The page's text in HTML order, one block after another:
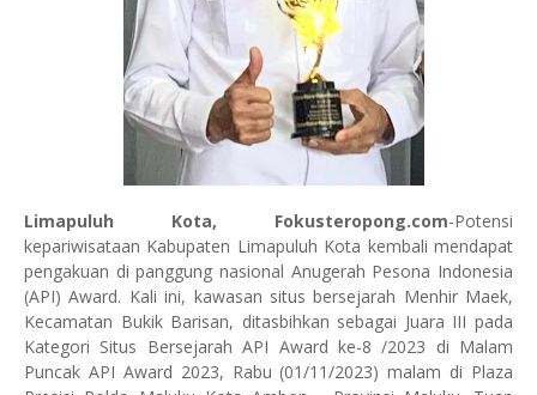
Limapuluh Kota, Fokusteropong.com-Potensi
kepariwisataan Kabupaten Limapuluh Kota kembali mendapat
pengakuan di panggung nasional Anugerah Pesona Indonesia
(API) Award. Kali ini, kawasan situs bersejarah Menhir Maek,
Kecamatan Bukik Barisan, ditasbihkan sebagai Juara III pada
Kategori Situs Bersejarah API Award ke-8 /2023 di Malam
Puncak API Award 2023, Rabu (01/11/2023) malam di Plaza